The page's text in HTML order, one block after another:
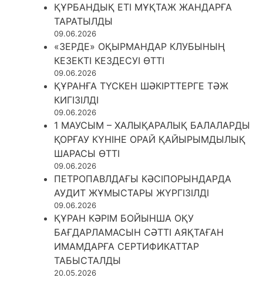
ҚҰРБАНДЫҚ ЕТІ МҰҚТАЖ ЖАНДАРҒА
ТАРАТЫЛДЫ
09.06.2026
«ЗЕРДЕ» ОҚЫРМАНДАР КЛУБЫНЫҢ
КЕЗЕКТІ КЕЗДЕСУІ ӨТТІ
09.06.2026
ҚҰРАНҒА ТҮСКЕН ШӘКІРТТЕРГЕ ТӘЖ
КИГІЗІЛДІ
09.06.2026
1 МАУСЫМ – ХАЛЫҚАРАЛЫҚ БАЛАЛАРДЫ
ҚОРҒАУ КҮНІНЕ ОРАЙ ҚАЙЫРЫМДЫЛЫҚ
ШАРАСЫ ӨТТІ
09.06.2026
ПЕТРОПАВЛДАҒЫ КӘСІПОРЫНДАРДА
АУДИТ ЖҰМЫСТАРЫ ЖҮРГІЗІЛДІ
09.06.2026
ҚҰРАН КӘРІМ БОЙЫНША ОҚУ
БАҒДАРЛАМАСЫН СӘТТІ АЯҚТАҒАН
ИМАМДАРҒА СЕРТИФИКАТТАР
ТАБЫСТАЛДЫ
20.05.2026